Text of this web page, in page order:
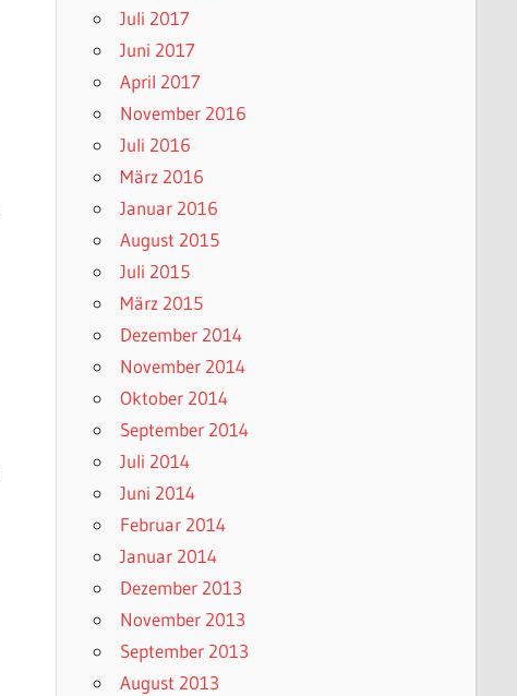
Juli 2017
Juni 2017
April 2017
November 2016
Juli 2016
März 2016
Januar 2016
August 2015
Juli 2015
März 2015
Dezember 2014
November 2014
Oktober 2014
September 2014
Juli 2014
Juni 2014
Februar 2014
Januar 2014
Dezember 2013
November 2013
September 2013
August 2013